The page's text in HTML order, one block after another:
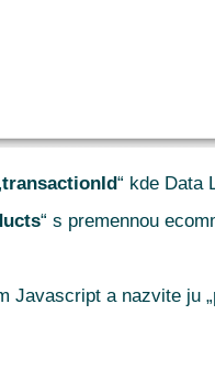
transactionId“ kde Data
“ s premennou
Javascript a nazvite ju „